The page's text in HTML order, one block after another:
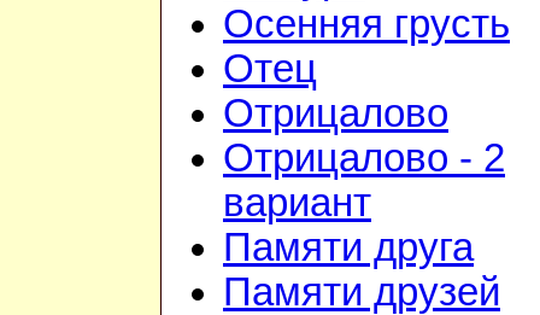
Осенняя грусть
Отец
Отрицалово
Отрицалово - 2
вариант
Памяти друга
Памяти друзей